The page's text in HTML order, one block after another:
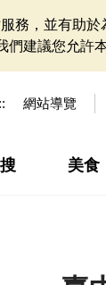
務，並有助
建議您允許
網站導覽
美食